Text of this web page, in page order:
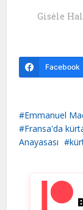
Gisèle
Facebook
Emmanuel
Fransa'da
Anayasası